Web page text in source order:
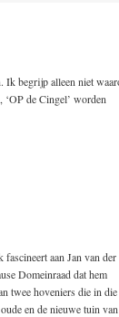
Ik begrijp alleen niet
de Cingel’ worden
aan Jan van der
Domeinraad dat hem
twee hoveniers die in die
en de nieuwe tuin van